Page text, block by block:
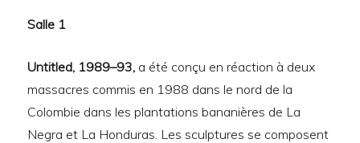
Salle 1
Untitled, 1989–93, a été conçu en réaction à deux
massacres commis en 1988 dans le nord de la
Colombie dans les plantations bananières de La
Negra et La Honduras. Les sculptures se composent